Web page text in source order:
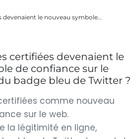
devenaient le nouveau symbole…
certifiées devenaient le
de confiance sur le
badge bleu de Twitter ?
certifiées comme nouveau
sur le web.
la légitimité en ligne,